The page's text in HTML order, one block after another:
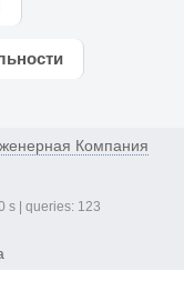
Компания
s | queries: 123